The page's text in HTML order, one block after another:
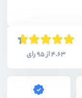
4.63 از 95 رای